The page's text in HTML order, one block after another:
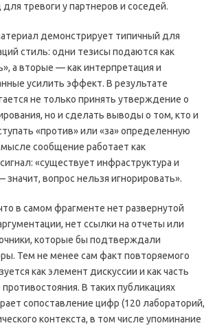
тревоги у партнеров и соседей.
демонстрирует типичный для
стиль: одни тезисы подаются как
а вторые — как интерпретация и
усилить эффект. В результате
не только принять утверждение о
но и сделать выводы о том, кто и
«против» или «за» определенную
сообщение работает как
«существует инфраструктура и
вопрос нельзя игнорировать».
в самом фрагменте нет развернутой
нет ссылки на отчеты или
которые бы подтверждали
Тем не менее сам факт повторяемого
как элемент дискуссии и как часть
В таких публикациях
сопоставление цифр (120 лабораторий,
контекста, в том числе упоминание